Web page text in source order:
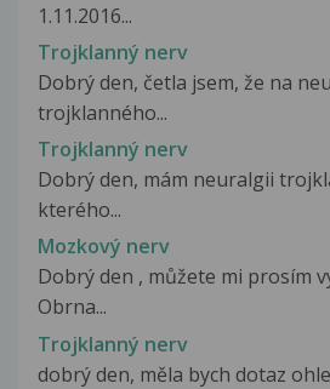
1.11.2016...
Trojklanný nerv
Dobrý den, četla jsem, že na
trojklanného...
Trojklanný nerv
Dobrý den, mám neuralgii
kterého...
Mozkový nerv
Dobrý den , můžete mi prosím
Obrna...
Trojklanný nerv
dobrý den, měla bych dotaz